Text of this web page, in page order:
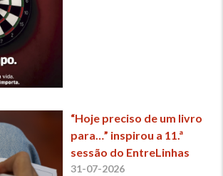
“Hoje preciso de um livro
para…” inspirou a 11.ª
sessão do EntreLinhas
31-07-2026